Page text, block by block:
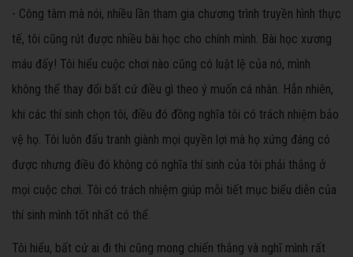
- Công tâm mà nói, nhiều lần tham gia chương trình truyền hình thực
tế, tôi cũng rút được nhiều bài học cho chính mình. Bài học xương
máu đấy! Tôi hiểu cuộc chơi nào cũng có luật lệ của nó, mình
không thể thay đổi bất cứ điều gì theo ý muốn cá nhân. Hẳn nhiên,
khi các thí sinh chọn tôi, điều đó đồng nghĩa tôi có trách nhiệm bảo
vệ họ. Tôi luôn đấu tranh giành mọi quyền lợi mà họ xứng đáng có
được nhưng điều đó không có nghĩa thí sinh của tôi phải thắng ở
mọi cuộc chơi. Tôi có trách nhiệm giúp mỗi tiết mục biểu diễn của
thí sinh mình tốt nhất có thể.
Tôi hiểu, bất cứ ai đi thi cũng mong chiến thắng và nghĩ mình rất